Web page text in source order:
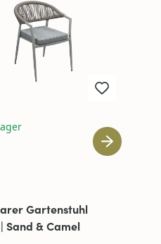
Gartenstuhl
Sand & Camel